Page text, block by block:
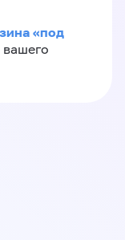
«под
вашего